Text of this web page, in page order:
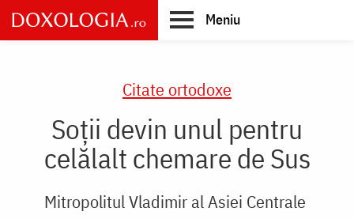
Skip
to
main
Meniu
Citate ortodoxe
Soții devin unul pentru
celălalt chemare de Sus
Mitropolitul Vladimir al Asiei Centrale